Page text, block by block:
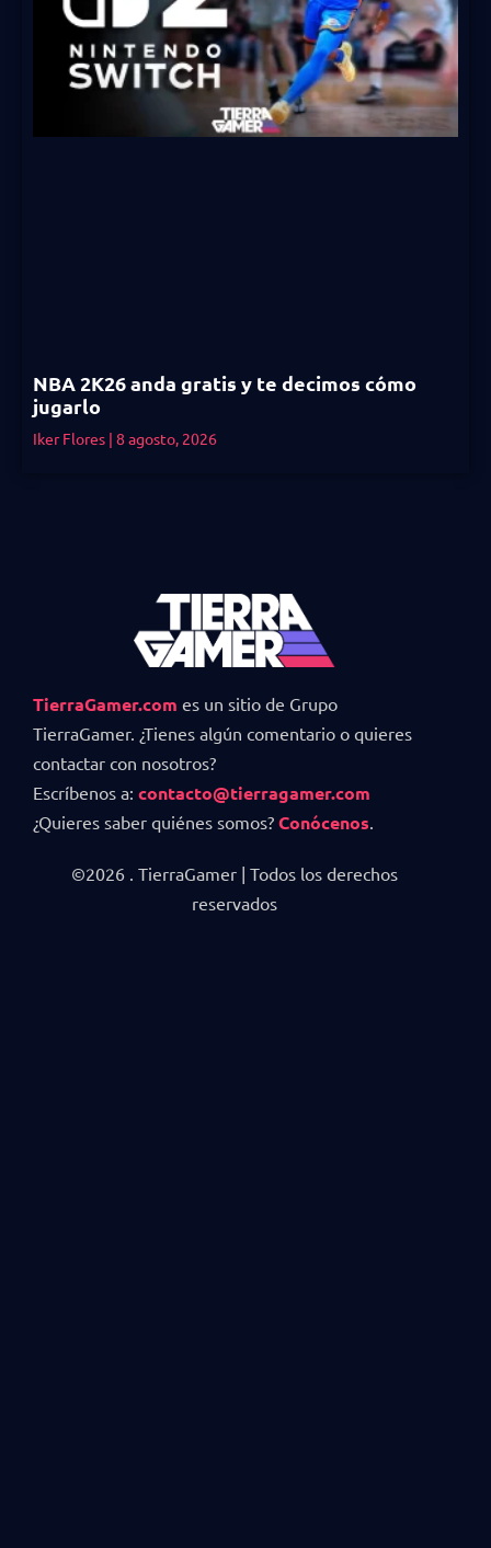
NBA 2K26 anda gratis y te decimos cómo
jugarlo
Iker Flores 8 agosto, 2026
TierraGamer.com es un sitio de Grupo
TierraGamer. ¿Tienes algún comentario o quieres
contactar con nosotros?
Escríbenos a: contacto@tierragamer.com
¿Quieres saber quiénes somos? Conócenos
©2026 . TierraGamer | Todos los derechos
reservados